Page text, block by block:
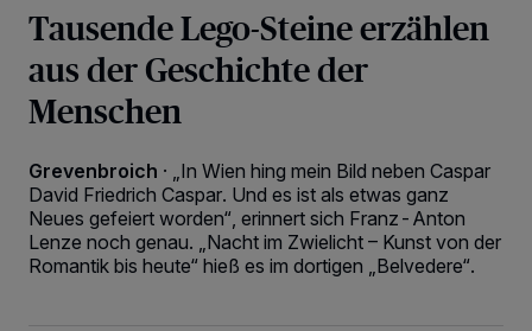
Tausende Lego-Steine erzählen
aus der Geschichte der
Menschen
Grevenbroich · „In Wien hing mein Bild neben Caspar
David Friedrich Caspar. Und es ist als etwas ganz
Neues gefeiert worden“, erinnert sich Franz-Anton
Lenze noch genau. „Nacht im Zwielicht – Kunst von der
Romantik bis heute“ hieß es im dortigen „Belvedere“.
Wir und unsere
-Partner speichern und greifen auf personenbezogene Daten
wie Browserdaten oder eindeutige Kennungen auf Ihrem Gerät zu. Durch Auswahl
von OK aktivieren Sie Tracking-Technologien für die unter „Wir und unsere